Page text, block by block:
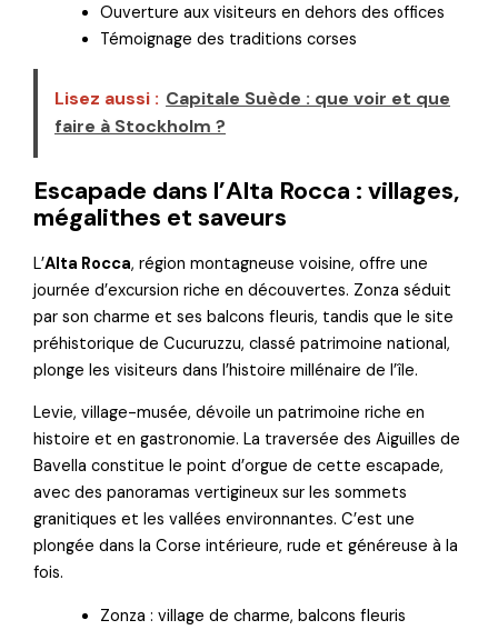
Ouverture aux visiteurs en dehors des offices
Témoignage des traditions corses
Lisez aussi : Capitale Suède : que voir et que
faire à Stockholm ?
Escapade dans l’Alta Rocca : villages,
mégalithes et saveurs
L’Alta Rocca, région montagneuse voisine, offre une
journée d’excursion riche en découvertes. Zonza séduit
par son charme et ses balcons fleuris, tandis que le site
préhistorique de Cucuruzzu, classé patrimoine national,
plonge les visiteurs dans l’histoire millénaire de l’île.
Levie, village-musée, dévoile un patrimoine riche en
histoire et en gastronomie. La traversée des Aiguilles de
Bavella constitue le point d’orgue de cette escapade,
avec des panoramas vertigineux sur les sommets
granitiques et les vallées environnantes. C’est une
plongée dans la Corse intérieure, rude et généreuse à la
fois.
Zonza : village de charme, balcons fleuris